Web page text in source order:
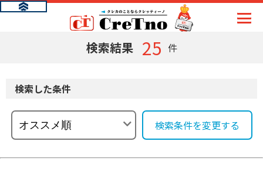
検索結果 25 件
検索した条件
検索条件を変更する